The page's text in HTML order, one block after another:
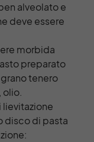
alveolato e
deve essere
morbida
preparato
tenero
disco di pasta